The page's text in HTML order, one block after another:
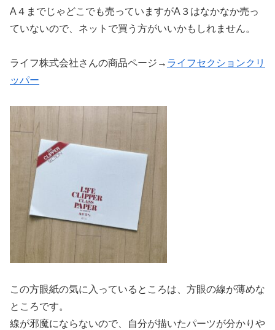
A４までじゃどこでも売っていますがA３はなかなか売っ
ていないので、ネットで買う方がいいかもしれません。
ライフ株式会社さんの商品ページ→ ライフセクションクリ
ッパー
この方眼紙の気に入っているところは、方眼の線が薄めな
ところです。
線が邪魔にならないので、自分が描いたパーツが分かりや